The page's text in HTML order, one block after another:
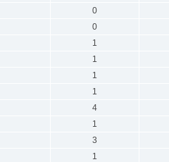
0
0
1
1
1
1
4
1
3
1